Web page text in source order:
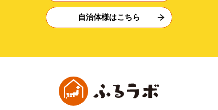
自治体様はこちら